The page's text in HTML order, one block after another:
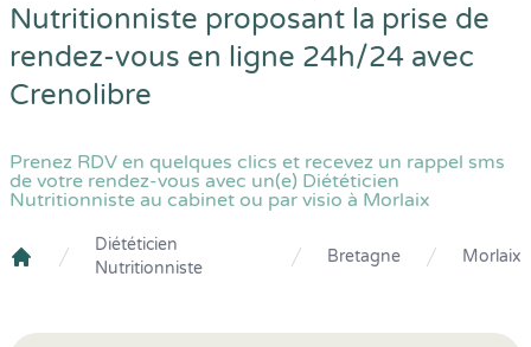
Nutritionniste proposant la prise de
rendez-vous en ligne 24h/24 avec
Crenolibre
Prenez RDV en quelques clics et recevez un rappel sms
de votre rendez-vous avec un(e) Diététicien
Nutritionniste au cabinet ou par visio à Morlaix
Crenolibre
Diététicien
Nutritionniste
Bretagne Morlaix